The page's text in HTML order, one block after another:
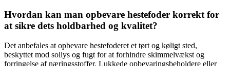
Hvordan kan man opbevare hestefoder korrekt for
at sikre dets holdbarhed og kvalitet?
Det anbefales at opbevare hestefoderet et tørt og køligt sted,
beskyttet mod sollys og fugt for at forhindre skimmelvækst og
forringelse af næringsstoffer. Lukkede opbevaringsbeholdere eller